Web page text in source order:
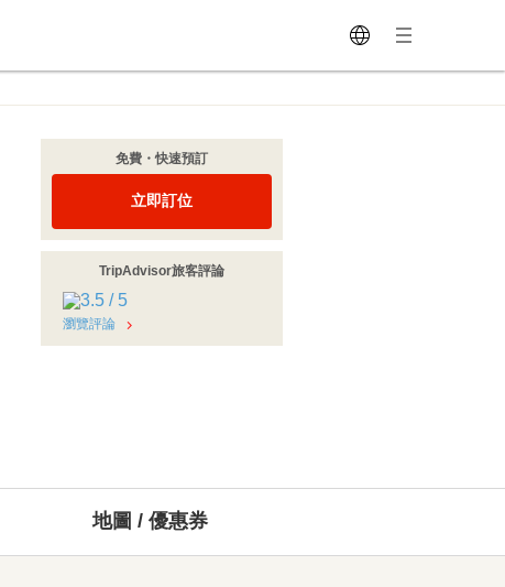
免費・快速預訂
立即訂位
TripAdvisor旅客評論
瀏覽評論
地圖 / 優惠券